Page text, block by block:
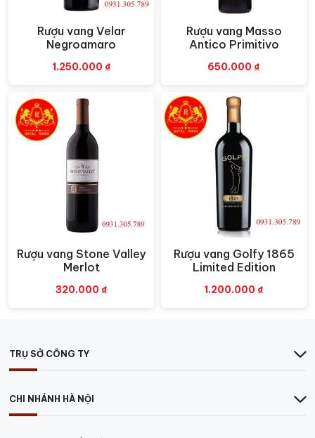
CRUCERO Reserva Carmenere
được làm từ 100%
nho Carmerene. Được ủ trong gỗ sồi Mỹ và Pháp từ 10
đến 12 tháng.
CRUCERO Reserva Carmenere
Màu sắc : Chai vang này có màu đỏ ruby ​​mạnh mẽ.
: Rượu vang có mùi hương của trái cây chín
đỏ, gia vị và sô cô la đen. Một hương vị tròn trịa với
tannin mềm và độ axit tốt cùng hậu vị cân bằng tuyệt
: Chai vang Chile này uống
ngon khi kết hợp với thịt đỏ, thịt gia cầm và pho mát
mặn…
Thưởng thức ngon hơn ở nhiệt độ 15 – 18 độ C
khi ướp lạnh.
Xem nhanh
Rượu vang Velar
Negroamaro
1.250.000 ₫
Xem nhanh
Rượu vang Masso
Antico Primitivo
650.000 ₫
Xem nhanh
Rượu vang Stone Valley
Merlot
320.000 ₫
Xem nhanh
Rượu vang Golfy 1865
Limited Edition
1.200.000 ₫
TRỤ SỞ CÔNG TY
CHI NHÁNH HÀ NỘI